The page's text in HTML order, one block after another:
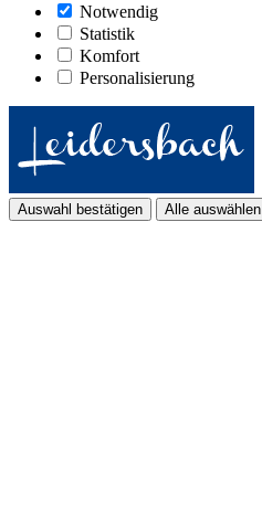
Notwendig
Statistik
Komfort
Personalisierung
Auswahl bestätigen Alle auswählen